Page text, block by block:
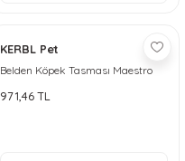
KERBL Pet
Belden Köpek Tasması Maestro
971,46 TL